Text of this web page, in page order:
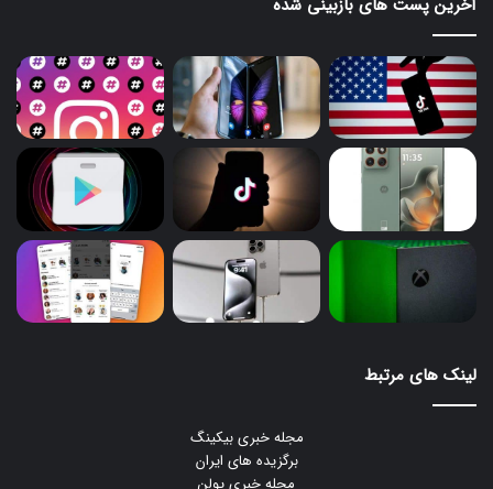
لینک های مرتبط
مجله خبری بیکینگ
برگزیده های ایران